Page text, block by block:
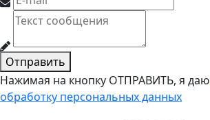
Отправить
Нажимая на кнопку ОТПРАВИТЬ, я даю
обработку персональных данных